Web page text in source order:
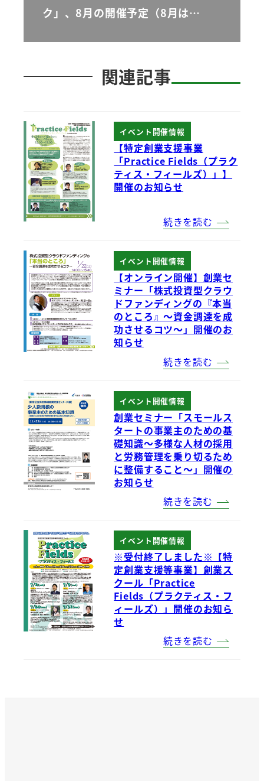
ク」、8月の開催予定（8月は…
関連記事
イベント開催情報
【特定創業支援事業
「Practice Fields（プラク
ティス・フィールズ）」】
開催のお知らせ
続きを読む
イベント開催情報
【オンライン開催】創業セ
ミナー「株式投資型クラウ
ドファンディングの『本当
のところ』～資金調達を成
功させるコツ～」開催のお
知らせ
続きを読む
イベント開催情報
創業セミナー「スモールス
タートの事業主のための基
礎知識～多様な人材の採用
と労務管理を乗り切るため
に整備すること～」開催の
お知らせ
続きを読む
イベント開催情報
※受付終了しました※【特
定創業支援等事業】創業ス
クール「Practice
Fields（プラクティス・フ
ィールズ）」開催のお知ら
せ
続きを読む